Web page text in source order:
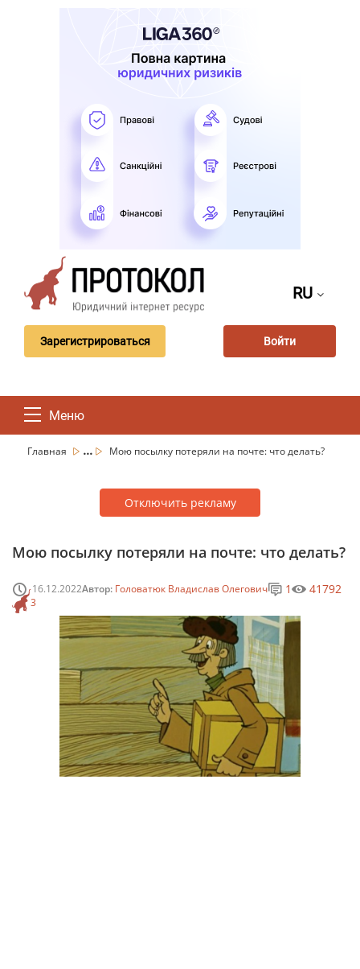
RU
Зарегистрироваться Войти
Меню
Главная ... Мою посылку потеряли на почте: что делать?
Отключить рекламу
Мою посылку потеряли на почте: что делать?
16.12.2022Автор: Головатюк Владислав Олегович
3
1 41792